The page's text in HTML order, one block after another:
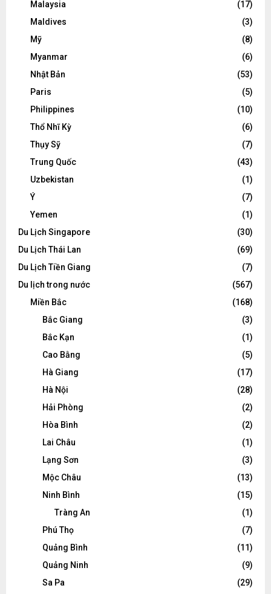
Malaysia
(17)
Maldives
(3)
Mỹ
(8)
Myanmar
(6)
Nhật Bản
(53)
Paris
(5)
Philippines
(10)
Thổ Nhĩ Kỳ
(6)
Thụy Sỹ
(7)
Trung Quốc
(43)
Uzbekistan
(1)
Ý
(7)
Yemen
(1)
Du Lịch Singapore
(30)
Du Lịch Thái Lan
(69)
Du Lịch Tiền Giang
(7)
Du lịch trong nước
(567)
Miền Bắc
(168)
Bắc Giang
(3)
Bắc Kạn
(1)
Cao Bằng
(5)
Hà Giang
(17)
Hà Nội
(28)
Hải Phòng
(2)
Hòa Bình
(2)
Lai Châu
(1)
Lạng Sơn
(3)
Mộc Châu
(13)
Ninh Bình
(15)
Tràng An
(1)
Phú Thọ
(7)
Quảng Bình
(11)
Quảng Ninh
(9)
Sa Pa
(29)